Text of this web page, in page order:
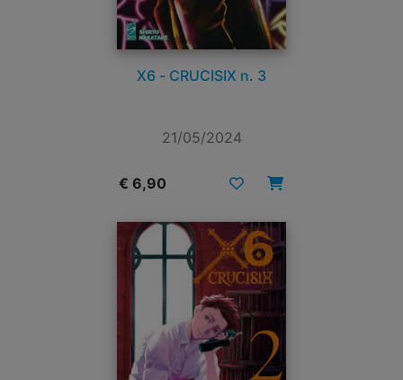
X6 - CRUCISIX n. 3
21/05/2024
€ 6,90